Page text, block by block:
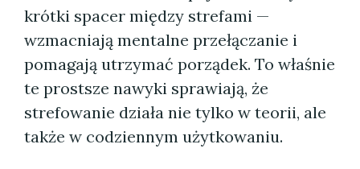
krótki spacer między strefami —
wzmacniają mentalne przełączanie i
pomagają utrzymać porządek. To właśnie
te prostsze nawyki sprawiają, że
strefowanie działa nie tylko w teorii, ale
także w codziennym użytkowaniu.